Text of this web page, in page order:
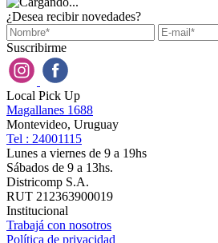
¿Desea recibir novedades?
Suscribirme
Local Pick Up
Magallanes 1688
Montevideo, Uruguay
Tel : 24001115
Lunes a viernes de 9 a 19hs
Sábados de 9 a 13hs.
Districomp S.A.
RUT 212363900019
Institucional
Trabajá con nosotros
Política de privacidad